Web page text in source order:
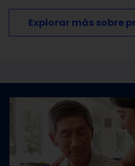
Explorar más sobre